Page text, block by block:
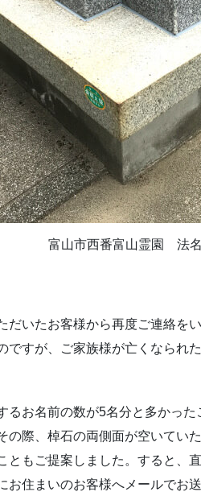
富山市西番富山霊園 法
だいたお客様から再度ご連絡を
ですが、ご家族様が亡くなられ
るお名前の数が5名分と多かっ
の際、棹石の両側面が空いてい
ともご提案しました。すると、
お住まいのお客様へメールでお